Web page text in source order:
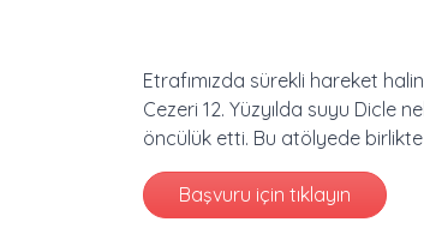
Etrafımızda sürekli hareket
Cezeri 12. Yüzyılda suyu Dicle
öncülük etti. Bu atölyede
Başvuru için tıklayın